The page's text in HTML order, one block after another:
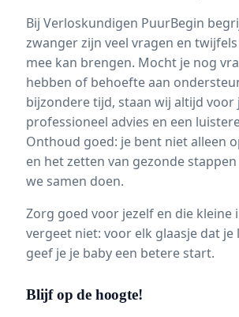
Bij Verloskundigen PuurBegin
zwanger zijn veel vragen en
mee kan brengen. Mocht je nog
hebben of behoefte aan
bijzondere tijd, staan wij altijd voor
professioneel advies en een
Onthoud goed: je bent niet alleen
en het zetten van gezonde
we samen doen.
Zorg goed voor jezelf en die kleine
vergeet niet: voor elk glaasje dat je
geef je je baby een betere start.
Blijf op de hoogte!